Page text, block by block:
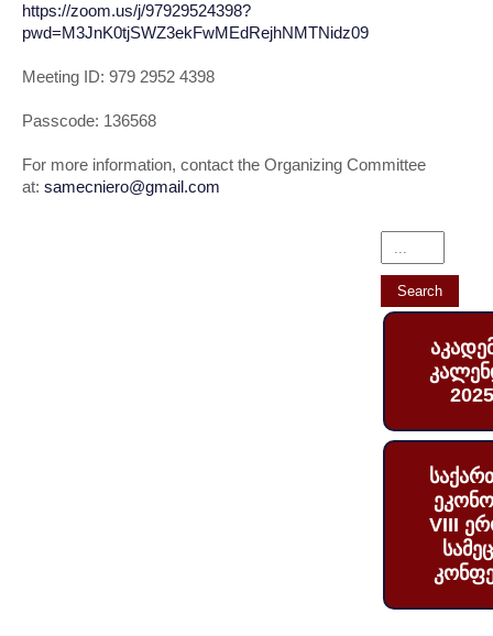
https://zoom.us/j/97929524398?
pwd=M3JnK0tjSWZ3ekFwMEdRejhNMTNidz09
Meeting ID: 979 2952 4398
Passcode: 136568
For more information, contact the Organizing Committee
at: samecniero@gmail.com
VIII